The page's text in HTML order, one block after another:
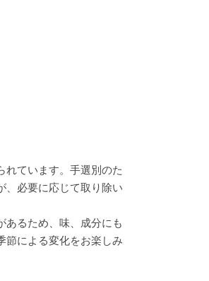
ています。手選別のた
、必要に応じて取り除い
あるため、味、成分にも
節による変化をお楽しみ